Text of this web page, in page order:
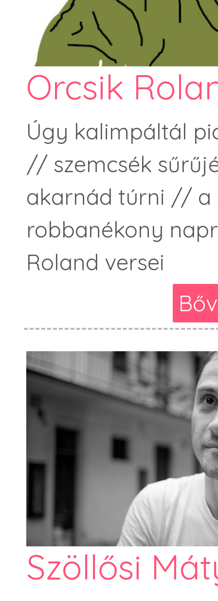
Orcsik
Úgy kalimpáltál
// szemcsék
akarnád túrni // a
robbanékony
Roland versei
Szöllősi